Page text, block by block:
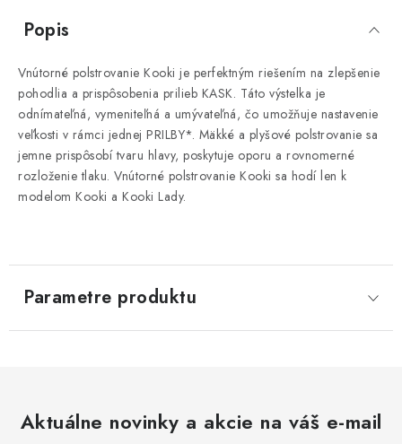
Popis
Vnútorné polstrovanie Kooki je perfektným riešením na zlepšenie
pohodlia a prispôsobenia prilieb KASK. Táto výstelka je
odnímateľná, vymeniteľná a umývateľná, čo umožňuje nastavenie
veľkosti v rámci jednej PRILBY*. Mäkké a plyšové polstrovanie sa
jemne prispôsobí tvaru hlavy, poskytuje oporu a rovnomerné
rozloženie tlaku. Vnútorné polstrovanie Kooki sa hodí len k
modelom Kooki a Kooki Lady.
Parametre produktu
Aktuálne novinky a akcie na váš e-mail